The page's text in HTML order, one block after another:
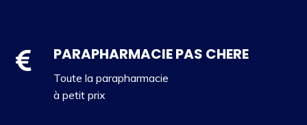
PARAPHARMACIE PAS CHERE
Toute la parapharmacie
à petit prix